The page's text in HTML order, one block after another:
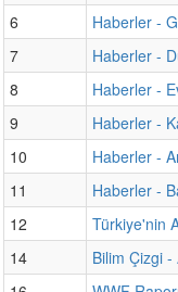
6
Haberler -
7
Haberler -
8
Haberler -
9
Haberler -
10
Haberler -
11
Haberler -
12
Türkiye'nin
14
Bilim Çizgi